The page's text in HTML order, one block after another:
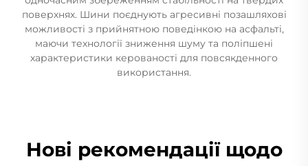
поверхнях. Шини поєднують агресивні позашляхові
можливості з прийнятною поведінкою на асфальті,
маючи технології зниження шуму та поліпшені
характеристики керованості для повсякденного
використання.
Нові рекомендації щодо